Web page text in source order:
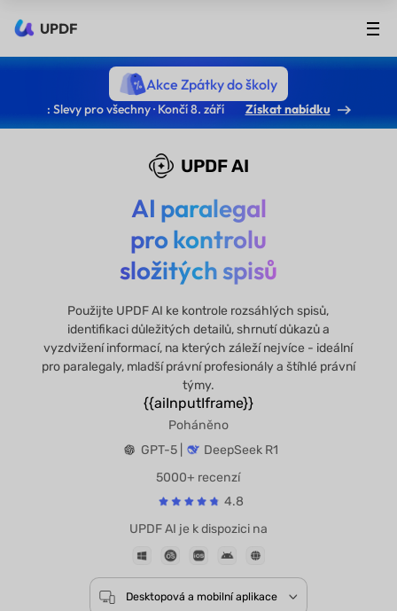
UPDF
Akce Zpátky do školy
: Slevy pro všechny · Končí 8. září Získat nabídku
UPDF AI
AI paralegal
pro kontrolu
složitých spisů
Použijte UPDF AI ke kontrole rozsáhlých spisů,
identifikaci důležitých detailů, shrnutí důkazů a
vyzdvižení informací, na kterých záleží nejvíce - ideální
pro paralegaly, mladší právní profesionály a štíhlé právní
týmy.
{{aiInputIframe}}
Poháněno
GPT-5 |
DeepSeek R1
UPDF AI je k dispozici na